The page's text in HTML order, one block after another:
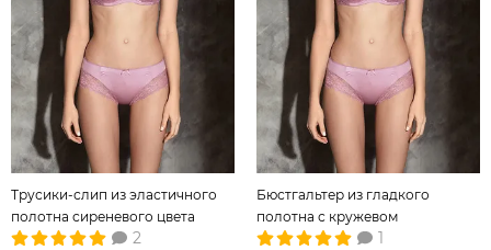
Трусики-слип из эластичного
полотна сиреневого цвета
2
Бюстгальтер из гладкого
полотна с кружевом
1